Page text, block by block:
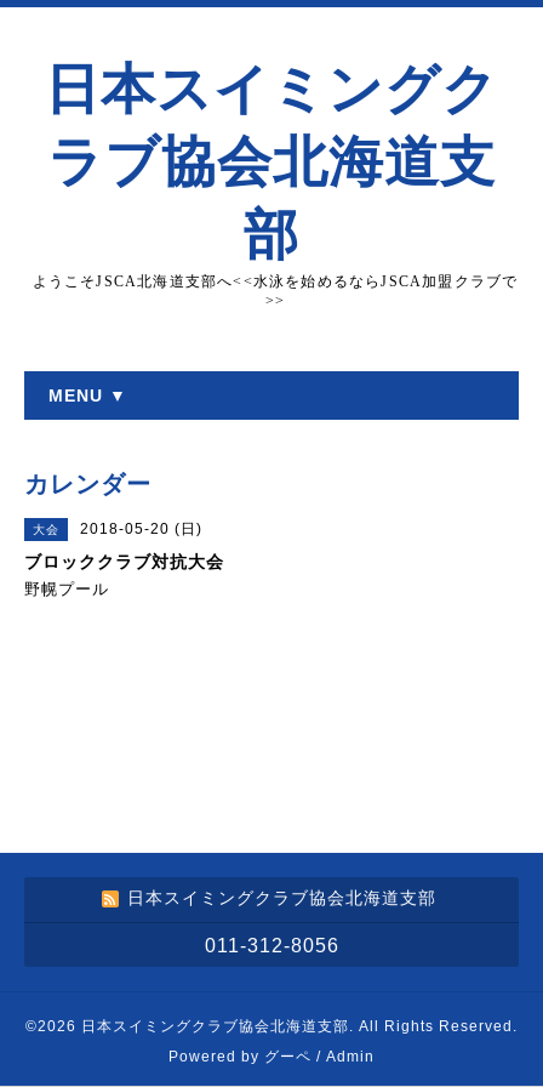
日本スイミングク
ラブ協会北海道支
部
ようこそJSCA北海道支部へ<<水泳を始めるならJSCA加盟クラブで
>>
MENU ▼
カレンダー
大会 2018-05-20 (日)
ブロッククラブ対抗大会
野幌プール
日本スイミングクラブ協会北海道支部
011-312-8056
©2026 日本スイミングクラブ協会北海道支部. All Rights Reserved.
Powered by グーペ / Admin